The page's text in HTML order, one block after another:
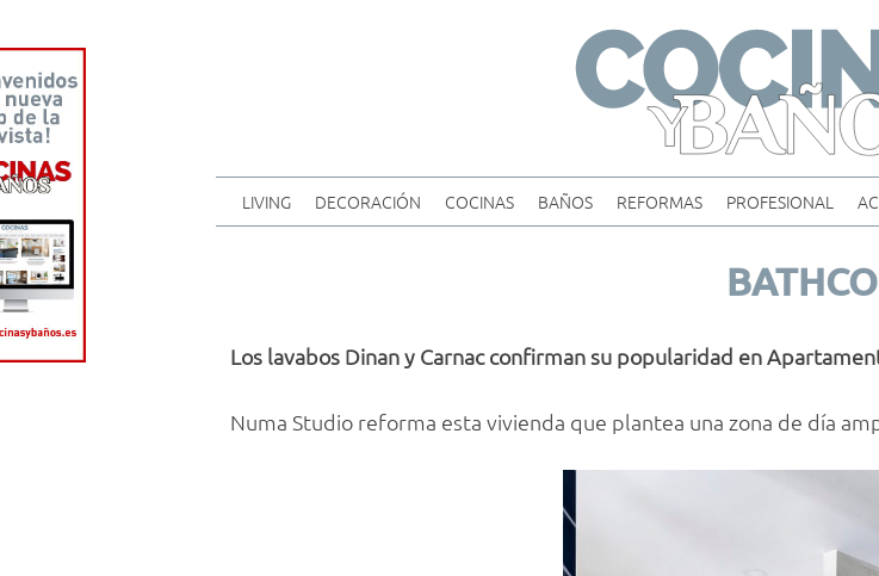
content
LIVING DECORACIÓN COCINAS BAÑOS REFORMAS PROFESIONAL
BATHCO
Los lavabos Dinan y Carnac confirman su popularidad en
Numa Studio reforma esta vivienda que plantea una zona de día